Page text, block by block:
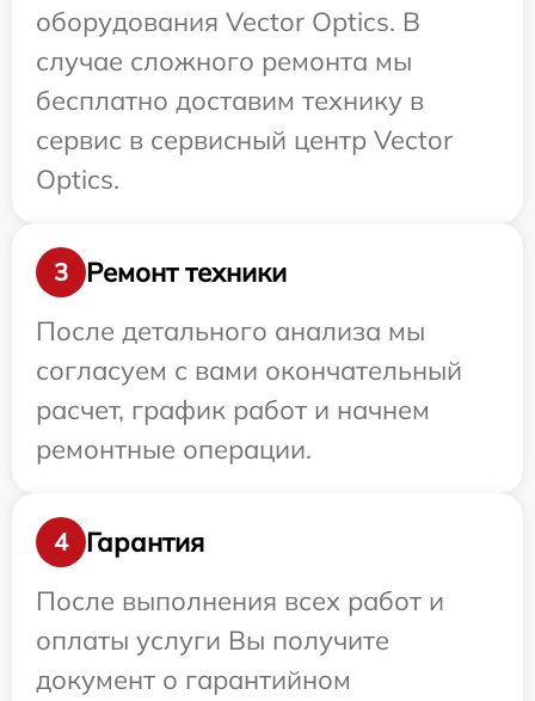
оборудования Vector Optics. В
случае сложного ремонта мы
бесплатно доставим технику в
сервис в сервисный центр Vector
Optics.
3
Ремонт техники
После детального анализа мы
согласуем с вами окончательный
расчет, график работ и начнем
ремонтные операции.
4
Гарантия
После выполнения всех работ и
оплаты услуги Вы получите
документ о гарантийном